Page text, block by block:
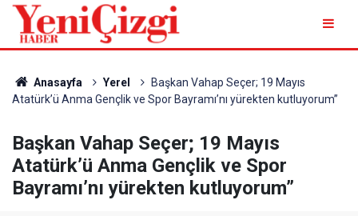
Anasayfa Yerel
Başkan Vahap Seçer; 19 Mayıs
Atatürk’ü Anma Gençlik ve Spor Bayramı’nı yürekten kutluyorum”
Başkan Vahap Seçer; 19 Mayıs
Atatürk’ü Anma Gençlik ve Spor
Bayramı’nı yürekten kutluyorum”